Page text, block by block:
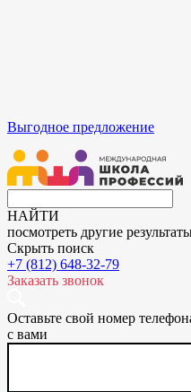
Выгодное предложение
НАЙТИ
посмотреть другие
Скрыть поиск
+7 (812) 648-32-79
Заказать звонок
Оставьте свой номер
с вами